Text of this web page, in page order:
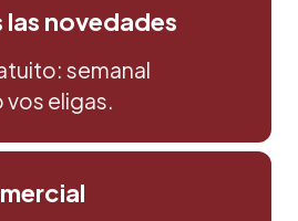
novedades
semanal
eligas.